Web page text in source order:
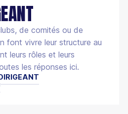
de comités ou de
font vivre leur structure au
leurs rôles et leurs
les réponses ici.